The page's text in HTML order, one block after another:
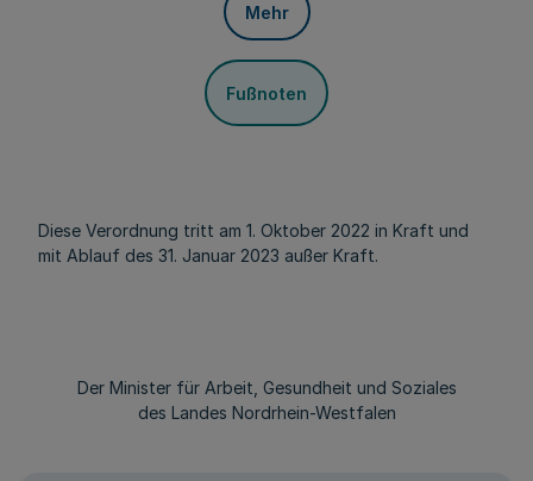
Mehr
Fußnoten
Diese Verordnung tritt am 1. Oktober 2022 in Kraft und
mit Ablauf des 31. Januar 2023 außer Kraft.
Der Minister für Arbeit, Gesundheit und Soziales
des Landes Nordrhein-Westfalen